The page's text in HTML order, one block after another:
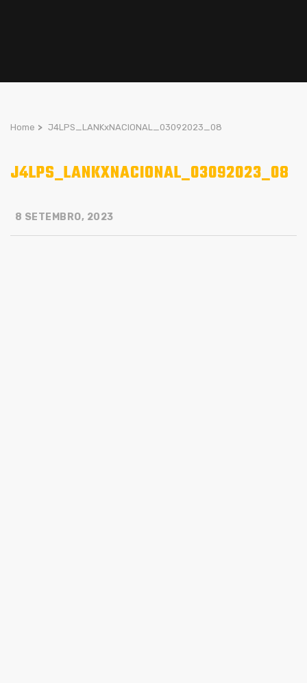
Home > J4LPS_LANKxNACIONAL_03092023_08
J4LPS_LANKXNACIONAL_03092023_08
8 SETEMBRO, 2023